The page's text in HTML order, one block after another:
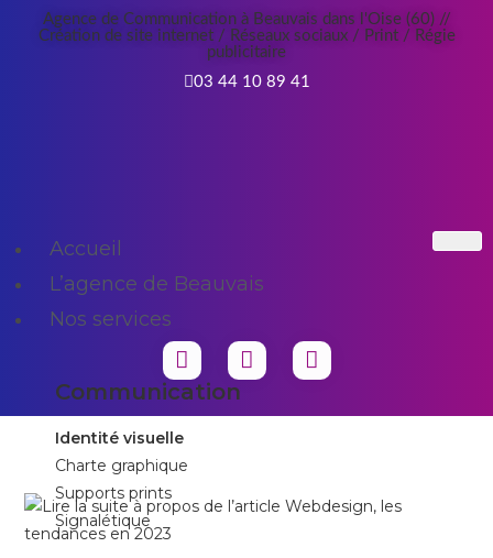
Agence de Communication à Beauvais dans l'Oise (60) //
Création de site internet / Réseaux sociaux / Print / Régie
publicitaire
03 44 10 89 41
Accueil
L’agence de Beauvais
Nos services
Communication
Identité visuelle
Charte graphique
Supports prints
Signalétique